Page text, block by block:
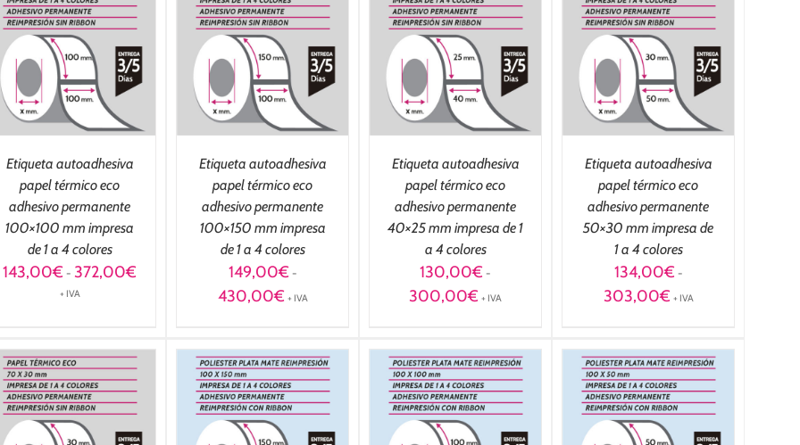
305,00€
Etiqueta autoadhesiva
papel térmico eco
adhesivo permanente
100×100 mm impresa
de 1 a 4 colores
143,00€ - 372,00€Rango
hasta
372,00€
+ IVA
SELECCIONAR
OPCIONES
/
DETALLES
Etiqueta autoadhesiva
papel térmico eco
adhesivo permanente
100×150 mm impresa
de 1 a 4 colores
149,00€ -
430,00€Rango
149,00€
hasta
430,00€
+ IVA
SELECCIONAR
OPCIONES
/
DETALLES
Etiqueta autoadhesiva
papel térmico eco
adhesivo permanente
40×25 mm impresa de 1
a 4 colores
130,00€ -
300,00€Rango
130,00€
hasta
300,00€
+ IVA
SELECCIONAR
OPCIONES
/
DETALLES
Etiqueta autoadhesiva
papel térmico eco
adhesivo permanente
50×30 mm impresa de
1 a 4 colores
134,00€ -
303,00€Rango
134,00€
hasta
303,00€
+ IVA
SELECCIONAR
OPCIONES
/
SELECCIONAR
OPCIONES
/
SELECCIONAR
OPCIONES
/